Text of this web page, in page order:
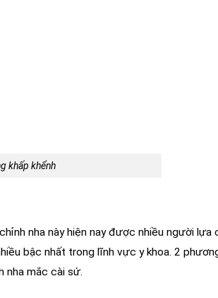
khấp khểnh
nha này hiện nay được nhiều người lựa
bậc nhất trong lĩnh vực y khoa. 2
nha mắc cài sứ.